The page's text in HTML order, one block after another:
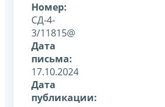
Номер:
СД-4-
3/11815@
Дата
письма:
17.10.2024
Дата
публикации: